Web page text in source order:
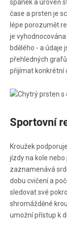
spánek a úroveň
čase a prsten je
lépe porozumět
je
bdělého - a údaje
přehledných
přijímat konkrétní
Sportovní
Kroužek
jízdy na kole
zaznamenává
dobu cvičení a
sledovat své
shromážděné
umožní přístup k